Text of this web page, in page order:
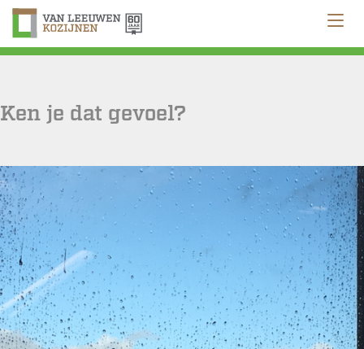
Ken je dat gevoel?